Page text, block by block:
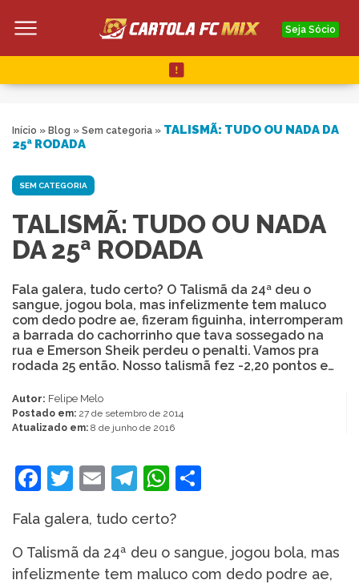
Seja Sócio
Início » Blog » Sem categoria » TALISMÃ: TUDO OU NADA DA
25ª RODADA
SEM CATEGORIA
TALISMÃ: TUDO OU NADA
DA 25ª RODADA
Fala galera, tudo certo? O Talismã da 24ª deu o
sangue, jogou bola, mas infelizmente tem maluco
com dedo podre ae, fizeram figuinha, interromperam
a barrada do cachorrinho que tava sossegado na
rua e Emerson Sheik perdeu o penalti. Vamos pra
rodada 25 então. Nosso talismã fez -2,20 pontos e…
Autor: Felipe Melo
Postado em: 27 de setembro de 2014
Atualizado em: 8 de junho de 2016
Facebook
Twitter
EmailTelegram
WhatsApp
Fala galera, tudo certo?
O Talismã da 24ª deu o sangue, jogou bola, mas
infelizmente tem maluco com dedo podre ae,